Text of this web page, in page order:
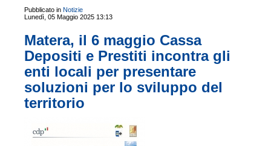
Pubblicato in Notizie
Lunedì, 05 Maggio 2025 13:13
Matera, il 6 maggio Cassa
Depositi e Prestiti incontra gli
enti locali per presentare
soluzioni per lo sviluppo del
territorio